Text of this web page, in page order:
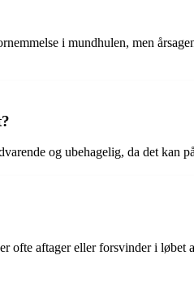
i mundhulen, men
og ubehagelig, da det kan
ofte aftager eller forsvinder i løbet